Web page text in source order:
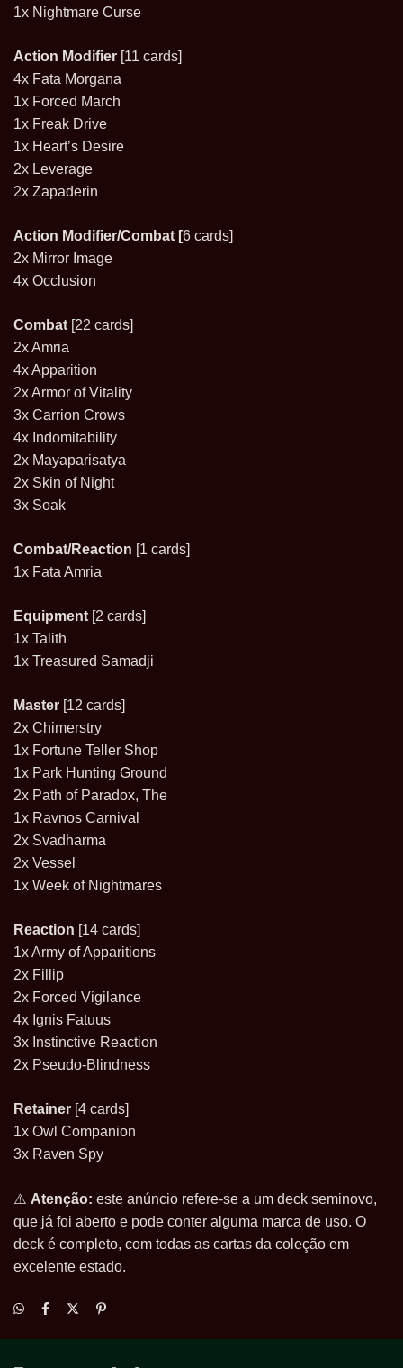
1x Nightmare Curse
Action Modifier [11 cards]
4x Fata Morgana
1x Forced March
1x Freak Drive
1x Heart’s Desire
2x Leverage
2x Zapaderin
Action Modifier/Combat [6 cards]
2x Mirror Image
4x Occlusion
Combat [22 cards]
2x Amria
4x Apparition
2x Armor of Vitality
3x Carrion Crows
4x Indomitability
2x Mayaparisatya
2x Skin of Night
3x Soak
Combat/Reaction [1 cards]
1x Fata Amria
Equipment [2 cards]
1x Talith
1x Treasured Samadji
Master [12 cards]
2x Chimerstry
1x Fortune Teller Shop
1x Park Hunting Ground
2x Path of Paradox, The
1x Ravnos Carnival
2x Svadharma
2x Vessel
1x Week of Nightmares
Reaction [14 cards]
1x Army of Apparitions
2x Fillip
2x Forced Vigilance
4x Ignis Fatuus
3x Instinctive Reaction
2x Pseudo-Blindness
Retainer [4 cards]
1x Owl Companion
3x Raven Spy
⚠ Atenção: este anúncio refere-se a um deck seminovo,
que já foi aberto e pode conter alguma marca de uso. O
deck é completo, com todas as cartas da coleção em
excelente estado.